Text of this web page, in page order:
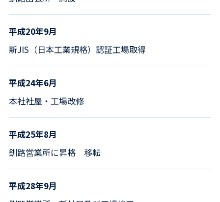
平成20年9月
新JIS（日本工業規格）認証工場取得
平成24年6月
本社社屋・工場改修
平成25年8月
釧路営業所に昇格 移転
平成28年9月